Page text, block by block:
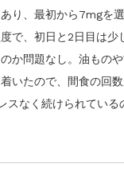
り、最初から7mgを
で、初日と2日目は少
か問題なし。油もの
いたので、間食の回
スなく続けられている